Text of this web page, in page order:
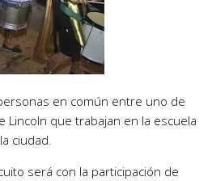
en común entre uno de
Lincoln que trabajan en la escuela
ciudad.
será con la participación de